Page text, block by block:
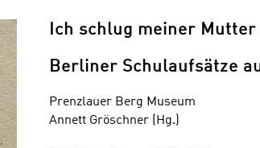
Ich schlug meiner
Berliner Schulaufsätze
Prenzlauer Berg Museum
Annett Gröschner (Hg.)